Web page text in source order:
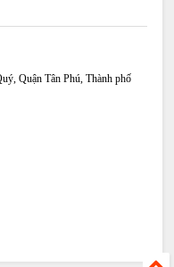
Quận Tân Phú, Thành phố